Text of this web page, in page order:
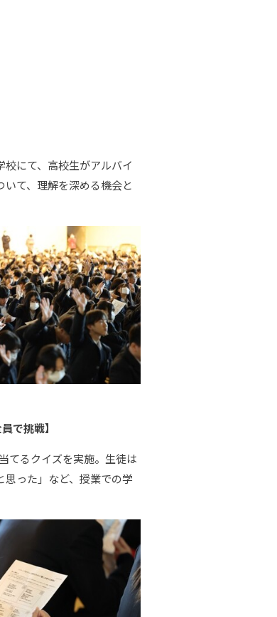
にて、高校生がアルバイ
て、理解を深める機会と
で挑戦】
てるクイズを実施。生徒は
思った」など、授業での学